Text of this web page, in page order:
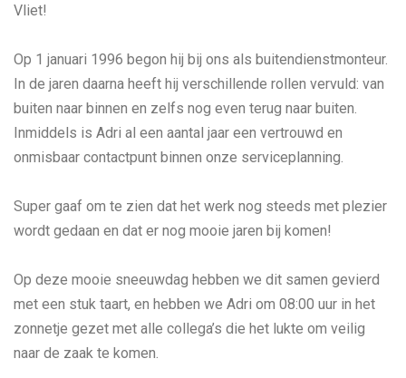
Vliet!
Op 1 januari 1996 begon hij bij ons als buitendienstmonteur.
In de jaren daarna heeft hij verschillende rollen vervuld: van
buiten naar binnen en zelfs nog even terug naar buiten.
Inmiddels is Adri al een aantal jaar een vertrouwd en
onmisbaar contactpunt binnen onze serviceplanning.
Super gaaf om te zien dat het werk nog steeds met plezier
wordt gedaan en dat er nog mooie jaren bij komen!
Op deze mooie sneeuwdag hebben we dit samen gevierd
met een stuk taart, en hebben we Adri om 08:00 uur in het
zonnetje gezet met alle collega’s die het lukte om veilig
naar de zaak te komen.